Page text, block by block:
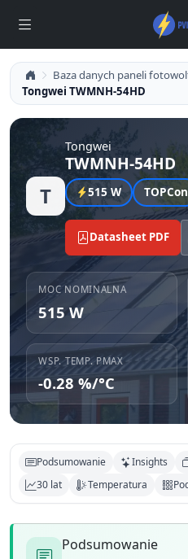
Baza danych paneli
Tongwei TWMNH-54HD
T
Tongwei
TWMNH-54HD
515 W TOPCon
Datasheet PDF
MOC NOMINALNA
515 W
WSP. TEMP. PMAX
-0.28 %/°C
Podsumowanie Insights
30 lat
Temperatura
Podsumowanie